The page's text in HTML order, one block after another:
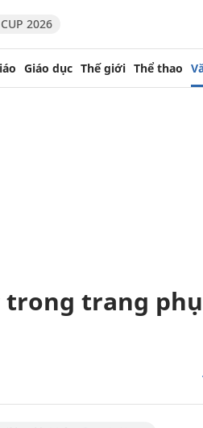
2026
Giáo dục Thế giới Thể thao
trong trang